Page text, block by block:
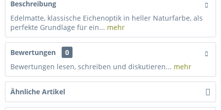
Beschreibung
Edelmatte, klassische Eichenoptik in heller Naturfarbe, als
perfekte Grundlage für ein... mehr
Bewertungen
0
Bewertungen lesen, schreiben und diskutieren... mehr
Ähnliche Artikel